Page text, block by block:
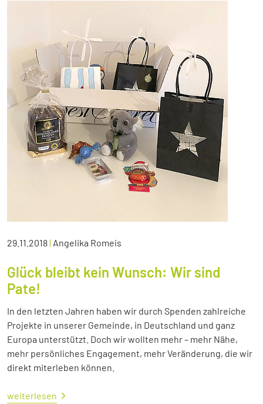
29.11.2018| Angelika Romeis
Glück bleibt kein Wunsch: Wir sind
Pate!
In den letzten Jahren haben wir durch Spenden zahlreiche
Projekte in unserer Gemeinde, in Deutschland und ganz
Europa unterstützt. Doch wir wollten mehr – mehr Nähe,
mehr persönliches Engagement, mehr Veränderung, die wir
direkt miterleben können.
weiterlesen